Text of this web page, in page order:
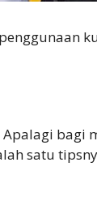
bagi
satu